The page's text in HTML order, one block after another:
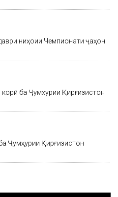
ниҳоии Чемпионати ҷаҳон
ба Ҷумҳурии Қирғизистон
Ҷумҳурии Қирғизистон